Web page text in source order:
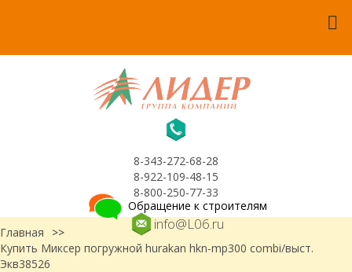
8-343-272-68-28
8-922-109-48-15
8-800-250-77-33
info@L06.ru
Обращение к строителям
Главная
>>
Купить Миксер погружной hurakan hkn-mp300 combi/выст.
Экв38526